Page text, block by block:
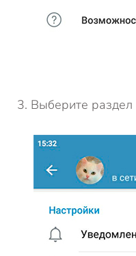
Выберите раздел